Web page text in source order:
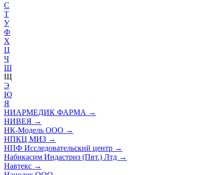
С
Т
У
Ф
Х
Ц
Ч
Ш
Щ
Э
Ю
Я
НИАРМЕДИК ФАРМА →
НИВЕЯ →
НК-Модель ООО →
НПКЦ МИЗ →
НПФ Исследовательский центр →
Набикасим Индастриз (Пвт.) Лтд →
Навтекс →